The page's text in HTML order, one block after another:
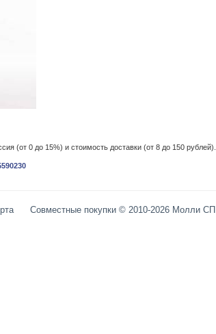
(от 0 до 15%) и стоимость доставки (от 8 до 150 рублей).
Совместные покупки © 2010-2026 Молли СП